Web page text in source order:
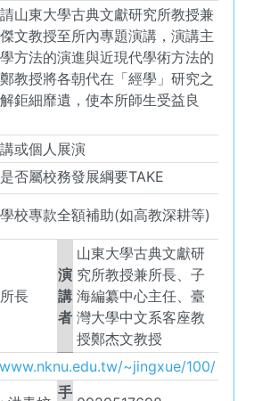
山東大學古典文獻研究所教授兼
文教授至所內專題演講，演講主
方法的演進與近現代學術方法的
教授將各朝代在「經學」研究之
鉅細靡遺，使本所師生受益良
或個人展演
否屬校務發展綱要TAKE
校專款全額補助(如高教深耕等)
長
演
講
者
山東大學古典文獻研
究所教授兼所長、子
海編纂中心主任、臺
灣大學中文系客座教
授鄭杰文教授
~jingxue/100/
手